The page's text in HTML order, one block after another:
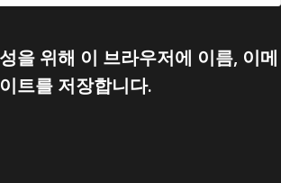
을 위해 이 브라우저에 이름, 이메
트를 저장합니다.